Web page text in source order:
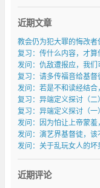
近期文章
教会仍为犯大罪的悔改者
复习：传什么内容，才算
发问：仇敌遭报应，我们
复习：请多传福音给基督
发问：若是不和读经结合
复习：异端定义探讨（
复习：异端定义探讨（一
发问：因为怕让上帝蒙
发问：演艺界基督徒，该
发问：关于乱玩女人的
近期评论